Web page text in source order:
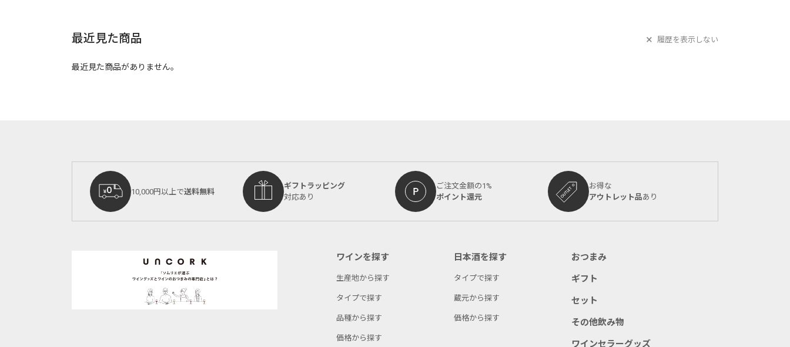
最近見た商品 履歴を表示しない
最近見た商品がありません。
10,000円以上で送料無料
ギフトラッピング
対応あり
ご注文金額の1%
ポイント還元
お得な
アウトレット品あり
ワインを探す
生産地から探す
タイプで探す
品種から探す
価格から探す
日本酒を探す
タイプで探す
蔵元から探す
価格から探す
おつまみ
ギフト
セット
その他飲み物
ワインセラーグッズ